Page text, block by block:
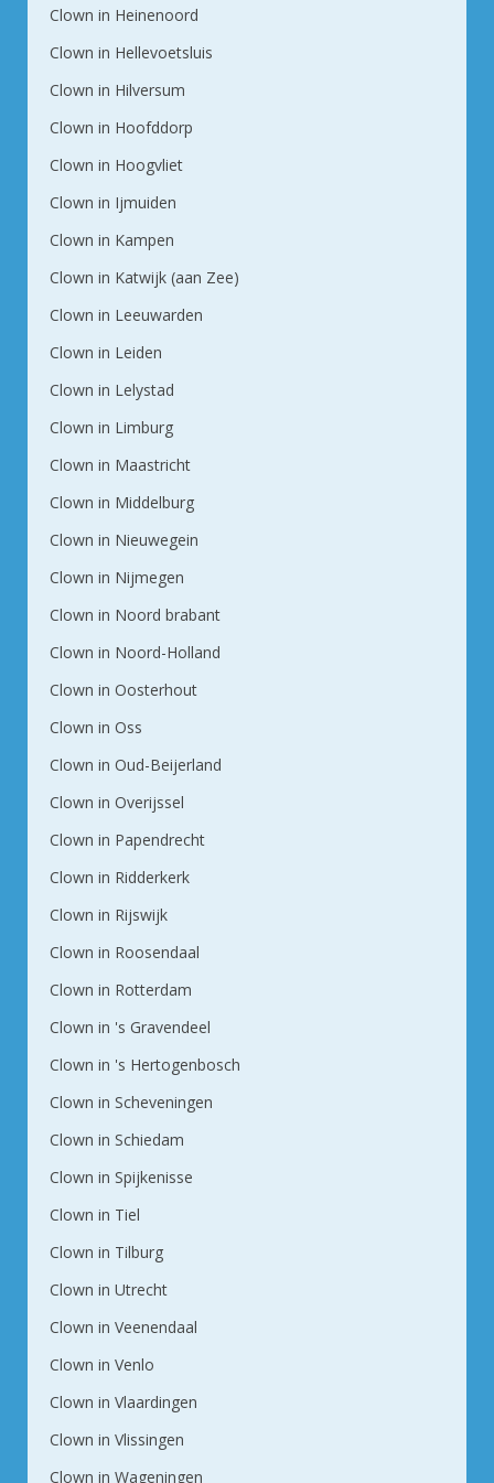
Clown in Heinenoord
Clown in Hellevoetsluis
Clown in Hilversum
Clown in Hoofddorp
Clown in Hoogvliet
Clown in Ijmuiden
Clown in Kampen
Clown in Katwijk (aan Zee)
Clown in Leeuwarden
Clown in Leiden
Clown in Lelystad
Clown in Limburg
Clown in Maastricht
Clown in Middelburg
Clown in Nieuwegein
Clown in Nijmegen
Clown in Noord brabant
Clown in Noord-Holland
Clown in Oosterhout
Clown in Oss
Clown in Oud-Beijerland
Clown in Overijssel
Clown in Papendrecht
Clown in Ridderkerk
Clown in Rijswijk
Clown in Roosendaal
Clown in Rotterdam
Clown in 's Gravendeel
Clown in 's Hertogenbosch
Clown in Scheveningen
Clown in Schiedam
Clown in Spijkenisse
Clown in Tiel
Clown in Tilburg
Clown in Utrecht
Clown in Veenendaal
Clown in Venlo
Clown in Vlaardingen
Clown in Vlissingen
Clown in Wageningen